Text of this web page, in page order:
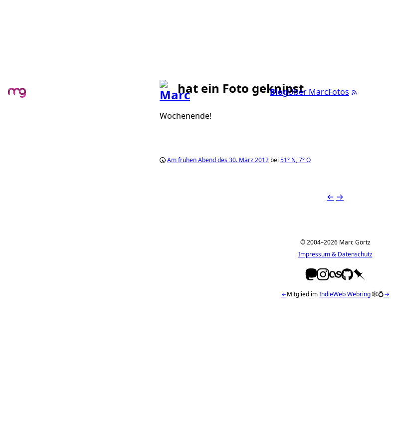
BlogÜber MarcFotos
hat ein Foto geknipst
Wochenende!
Am frühen Abend des 30. März 2012 bei 51° N,7°O
← →
© 2004–2026 Marc Görtz
Impressum & Datenschutz
←Mitglied imIndieWeb Webring🕸💍→